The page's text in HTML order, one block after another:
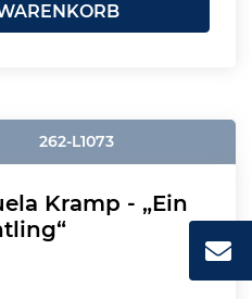
262-L1073
Kramp - „Ein